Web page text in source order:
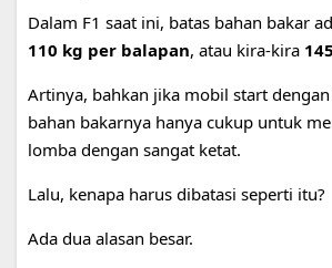
Dalam F1 saat ini, batas bahan bakar
110 kg per balapan, atau kira-kira
Artinya, bahkan jika mobil start
bahan bakarnya hanya cukup untuk
lomba dengan sangat ketat.
Lalu, kenapa harus dibatasi seperti itu?
Ada dua alasan besar.